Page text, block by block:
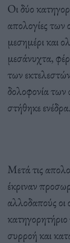
Οι δύο
απολογίες των
μεσημέρι και
μεσάνυχτα,
των
δολοφονία
στήθηκε ενέδρα.
Μετά τις
έκριναν
αλλοδαπούς οι
συρροή και